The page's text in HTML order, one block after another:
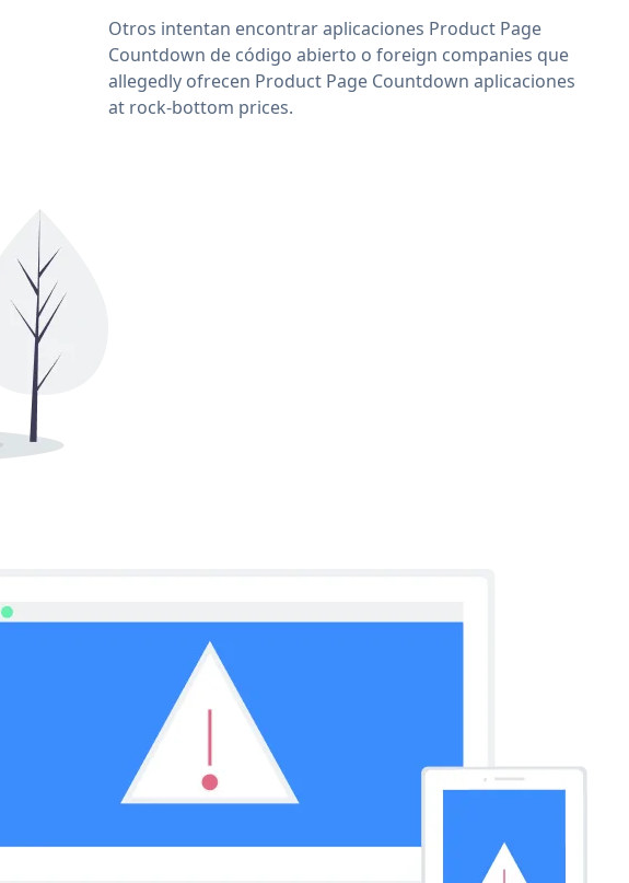
Otros intentan encontrar aplicaciones Product Page
Countdown de código abierto o foreign companies que
allegedly ofrecen Product Page Countdown aplicaciones
at rock-bottom prices.